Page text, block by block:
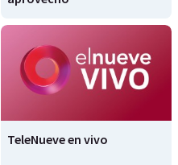
TeleNueve en vivo